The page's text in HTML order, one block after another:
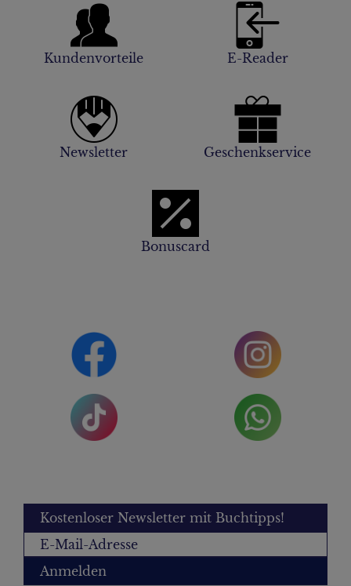
Kundenvorteile E-Reader
Newsletter Geschenkservice
Bonuscard
Kostenloser Newsletter mit Buchtipps!
Anmelden